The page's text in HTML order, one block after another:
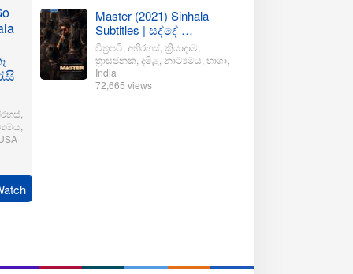
,
Master (2021) Sinhala
Subtitles | සද්දේ …
චිත්‍රපටි අභිරහස් ක්‍රියාදාම
ත්‍රාසජනක දමිළ නාට්‍යමය භාශා
India
72,665 views